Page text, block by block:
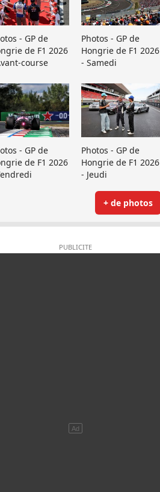
- GP de
de F1 2026
course
Photos - GP de
Hongrie de F1 2026
- Samedi
- GP de
de F1 2026
Photos - GP de
Hongrie de F1 2026
- Jeudi
+ de photos